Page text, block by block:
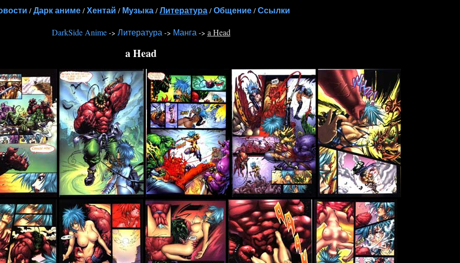
/ Дарк аниме / Хентай / Музыка / Литература / Общение / Ссылки
DarkSide Anime-> Литература-> Манга-> a Head
a Head